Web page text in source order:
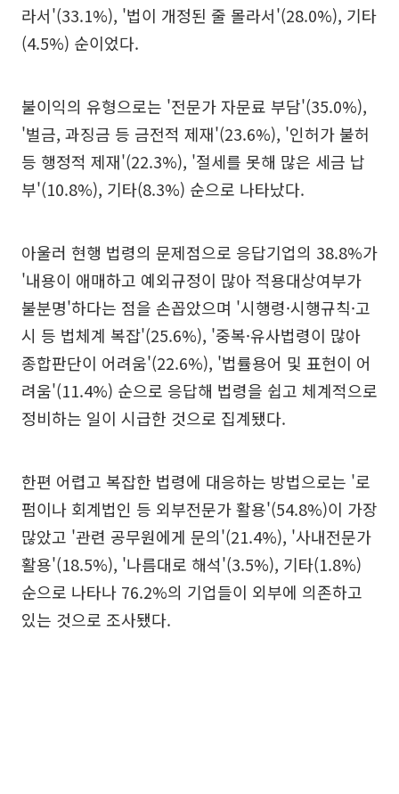
라서'(33.1%), '법이 개정된 줄 몰라서'(28.0%), 기타
(4.5%) 순이었다.
불이익의 유형으로는 '전문가 자문료 부담'(35.0%),
'벌금, 과징금 등 금전적 제재'(23.6%), '인허가 불허
등 행정적 제재'(22.3%), '절세를 못해 많은 세금 납
부'(10.8%), 기타(8.3%) 순으로 나타났다.
아울러 현행 법령의 문제점으로 응답기업의 38.8%가
'내용이 애매하고 예외규정이 많아 적용대상여부가
불분명'하다는 점을 손꼽았으며 '시행령·시행규칙·고
시 등 법체계 복잡'(25.6%), '중복·유사법령이 많아
종합판단이 어려움'(22.6%), '법률용어 및 표현이 어
려움'(11.4%) 순으로 응답해 법령을 쉽고 체계적으로
정비하는 일이 시급한 것으로 집계됐다.
한편 어렵고 복잡한 법령에 대응하는 방법으로는 '로
펌이나 회계법인 등 외부전문가 활용'(54.8%)이 가장
많았고 '관련 공무원에게 문의'(21.4%), '사내전문가
활용'(18.5%), '나름대로 해석'(3.5%), 기타(1.8%)
순으로 나타나 76.2%의 기업들이 외부에 의존하고
있는 것으로 조사됐다.